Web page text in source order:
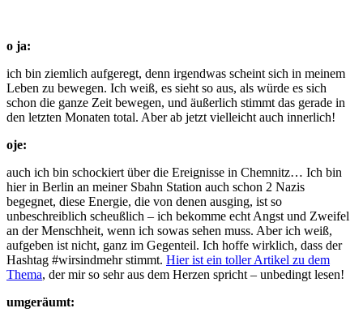
o ja:
ich bin ziemlich aufgeregt, denn irgendwas scheint sich in meinem
Leben zu bewegen. Ich weiß, es sieht so aus, als würde es sich
schon die ganze Zeit bewegen, und äußerlich stimmt das gerade in
den letzten Monaten total. Aber ab jetzt vielleicht auch innerlich!
oje:
auch ich bin schockiert über die Ereignisse in Chemnitz… Ich bin
hier in Berlin an meiner Sbahn Station auch schon 2 Nazis
begegnet, diese Energie, die von denen ausging, ist so
unbeschreiblich scheußlich – ich bekomme echt Angst und Zweifel
an der Menschheit, wenn ich sowas sehen muss. Aber ich weiß,
aufgeben ist nicht, ganz im Gegenteil. Ich hoffe wirklich, dass der
Hashtag #wirsindmehr stimmt. Hier ist ein toller Artikel zu dem
Thema, der mir so sehr aus dem Herzen spricht – unbedingt lesen!
umgeräumt: